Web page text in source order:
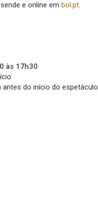
e online em bol.pt.
às 17h30
do início do espetáculo